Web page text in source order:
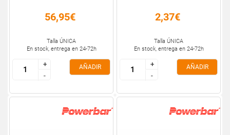
56,95€
Talla ÚNICA
En stock, entrega en 24-72h
+
-
+
-
AÑADIR
2,37€
Talla ÚNICA
En stock, entrega en 24-72h
+
-
+
-
AÑADIR